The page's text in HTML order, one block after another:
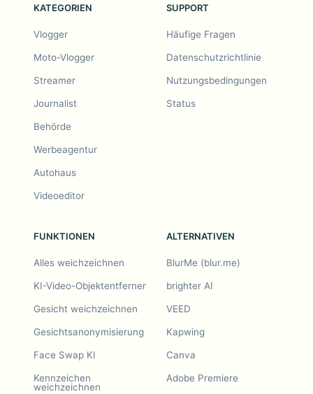
KATEGORIEN
Vlogger
Moto-Vlogger
Streamer
Journalist
Behörde
Werbeagentur
Autohaus
Videoeditor
SUPPORT
Häufige Fragen
Datenschutzrichtlinie
Nutzungsbedingungen
Status
FUNKTIONEN
Alles weichzeichnen
KI-Video-Objektentferner
Gesicht weichzeichnen
Gesichtsanonymisierung
Face Swap KI
Kennzeichen
weichzeichnen
ALTERNATIVEN
BlurMe (blur.me)
brighter AI
VEED
Kapwing
Canva
Adobe Premiere